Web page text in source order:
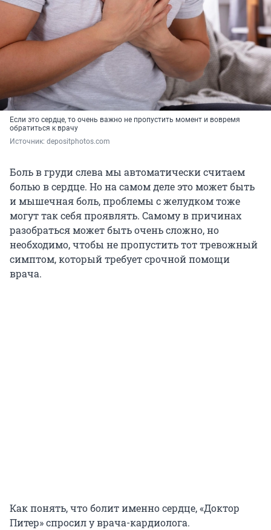
Если это сердце, то очень важно не пропустить момент и вовремя
обратиться к врачу
Источник: depositphotos.com
Боль в груди слева мы автоматически считаем
болью в сердце. Но на самом деле это может быть
и мышечная боль, проблемы с желудком тоже
могут так себя проявлять. Самому в причинах
разобраться может быть очень сложно, но
необходимо, чтобы не пропустить тот тревожный
симптом, который требует срочной помощи
врача.
Как понять, что болит именно сердце, «Доктор
Питер» спросил у врача-кардиолога.